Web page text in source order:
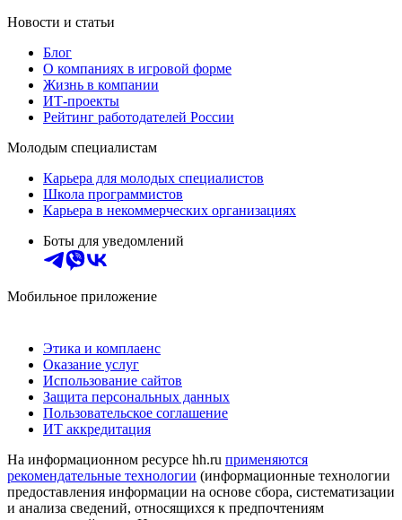
Новости и статьи
Блог
О компаниях в игровой форме
Жизнь в компании
ИТ-проекты
Рейтинг работодателей России
Молодым специалистам
Карьера для молодых специалистов
Школа программистов
Карьера в некоммерческих организациях
Боты для уведомлений
Мобильное приложение
Этика и комплаенс
Оказание услуг
Использование сайтов
Защита персональных данных
Пользовательское соглашение
ИТ аккредитация
На информационном ресурсе hh.ru применяются
рекомендательные технологии (информационные технологии
предоставления информации на основе сбора, систематизации
и анализа сведений, относящихся к предпочтениям